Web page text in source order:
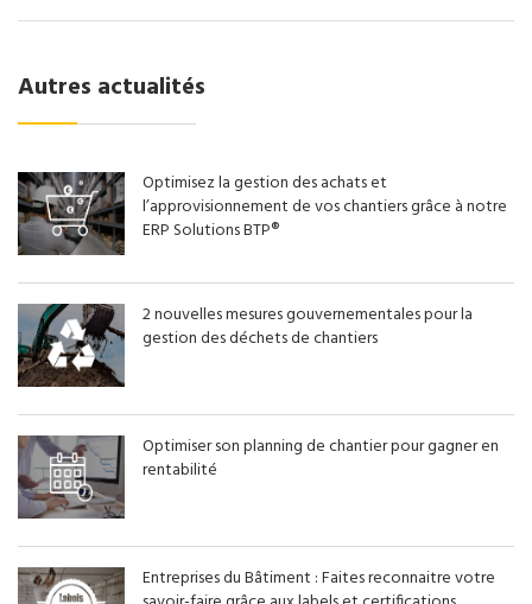
Autres actualités
Optimisez la gestion des achats et
l’approvisionnement de vos chantiers grâce à notre
ERP Solutions BTP®
2 nouvelles mesures gouvernementales pour la
gestion des déchets de chantiers
Optimiser son planning de chantier pour gagner en
rentabilité
Entreprises du Bâtiment : Faites reconnaitre votre